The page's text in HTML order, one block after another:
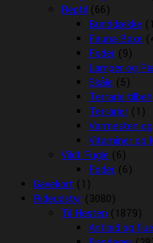
Reptil (66)
Bunddække
Fauna Boxe
Foder (9)
Lamper og
Skåle (5)
Terrarie
Terrarier (1)
Varmesten
Vitaminer og
Vildt Fugle (6)
Foder (6)
Gavekort (1)
Rideudstyr (3080)
Til Hesten (1879)
Antibid og